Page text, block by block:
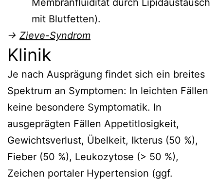
mit Blutfetten).
→ Zieve-Syndrom
Klinik
Je nach Ausprägung findet sich ein breites
Spektrum an Symptomen: In leichten Fällen
keine besondere Symptomatik. In
ausgeprägten Fällen Appetitlosigkeit,
Gewichtsverlust, Übelkeit, Ikterus (50 %),
Fieber (50 %), Leukozytose (> 50 %),
Zeichen portaler Hypertension (ggf.